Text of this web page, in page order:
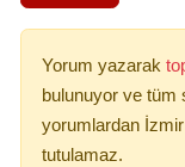
Yorum yazarak
bulunuyor ve tüm
yorumlardan
tutulamaz.